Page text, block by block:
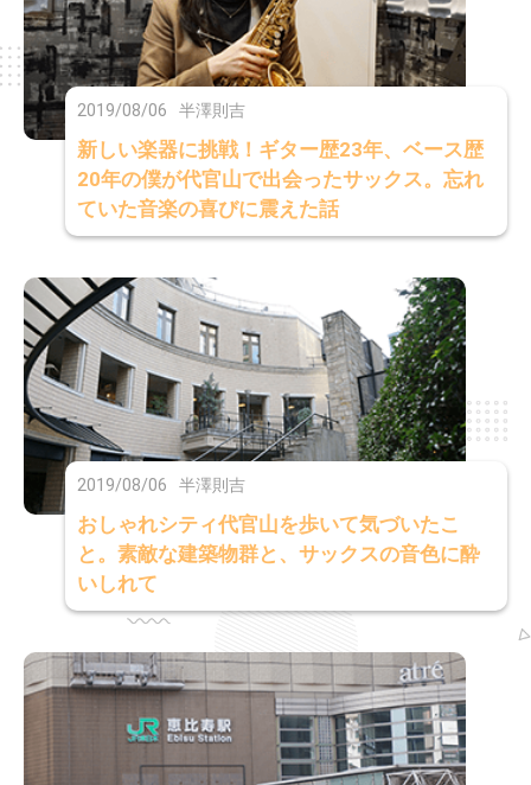
2019/08/06 半澤則吉
新しい楽器に挑戦！ギター歴23年、ベース歴
20年の僕が代官山で出会ったサックス。忘れ
ていた音楽の喜びに震えた話
2019/08/06 半澤則吉
おしゃれシティ代官山を歩いて気づいたこ
と。素敵な建築物群と、サックスの音色に酔
いしれて